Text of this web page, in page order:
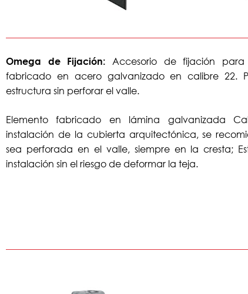
Omega de Fijación: Accesorio de fijación para
fabricado en acero galvanizado en calibre 22.
estructura sin perforar el valle.
Elemento fabricado en lámina galvanizada
instalación de la cubierta arquitectónica, se
sea perforada en el valle, siempre en la cresta;
instalación sin el riesgo de deformar la teja.